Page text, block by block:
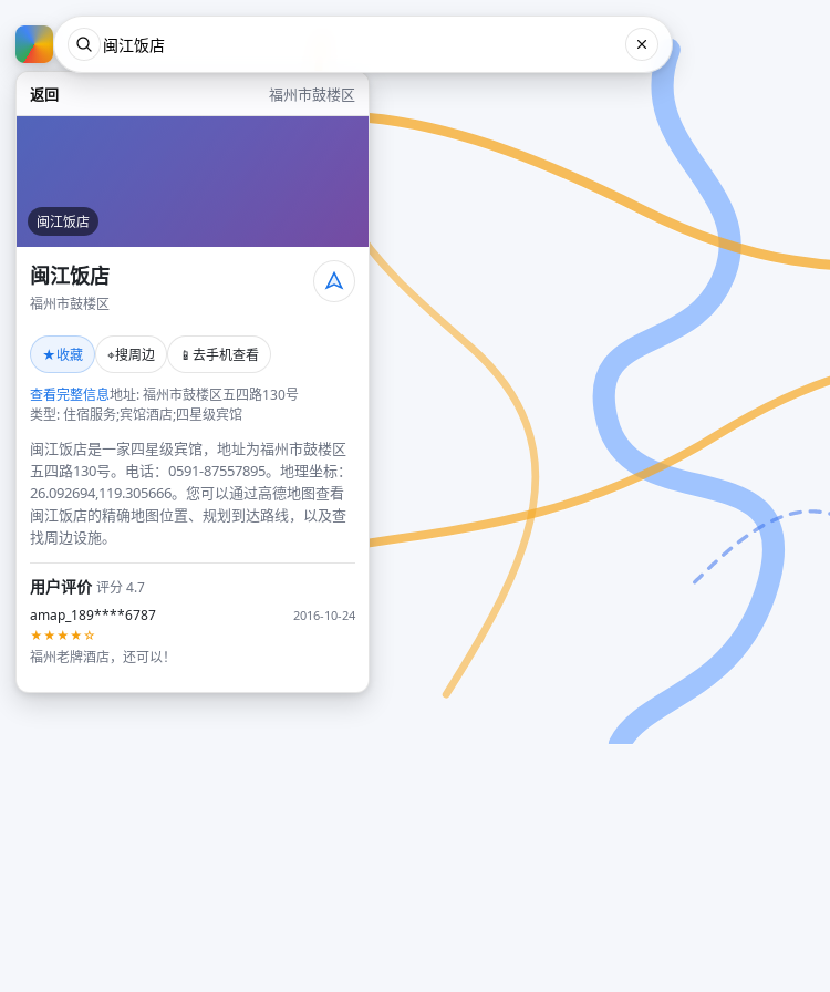
返回 福州市鼓楼区
闽江饭店
闽江饭店
福州市鼓楼区
★收藏 ⌖搜周边 📱 去手机查看
查看完整信息地址: 福州市鼓楼区五四路130号
类型: 住宿服务;宾馆酒店;四星级宾馆
闽江饭店是一家四星级宾馆，地址为福州市鼓楼区
五四路130号。电话：0591-87557895。地理坐标：
26.092694,119.305666。您可以通过高德地图查看
闽江饭店的精确地图位置、规划到达路线，以及查
找周边设施。
用户评价评分 4.7
amap_189****6787
2016-10-24
★★★★☆
福州老牌酒店，还可以！